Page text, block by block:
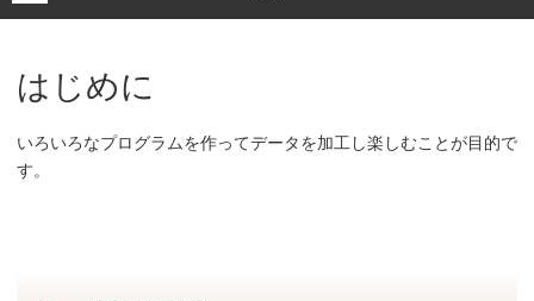
はじめに
いろいろなプログラムを作ってデータを加工し楽しむことが目的で
す。